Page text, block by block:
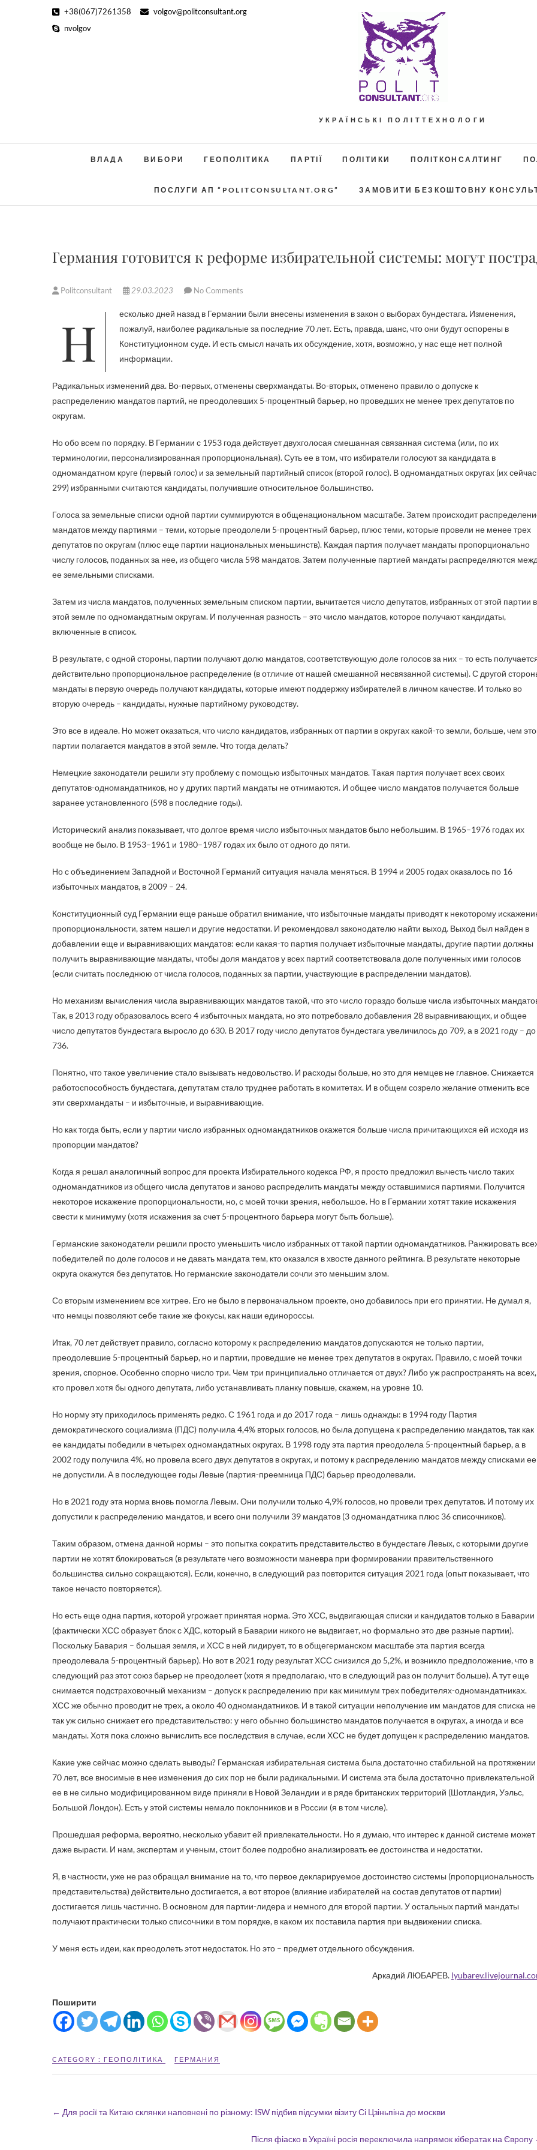
+38(067)7261358
volgov@politconsultant.org
nvolgov
УКРАЇНСЬКІ ПОЛІТТЕХНОЛОГИ
ВЛАДА ВИБОРИ ГЕОПОЛІТИКА ПАРТІЇ ПОЛІТИКИ ПОЛІТКОНСАЛТИНГ
ПОСЛУГИ АП “POLITCONSULTANT.ORG” ЗАМОВИТИ БЕЗКОШТОВНУ
Германия готовится к реформе избирательной системы: могут
Politconsultant 29.03.2023 No Comments
Несколько дней назад в Германии были внесены изменения в закон о выборах бундестага. Изменения,
пожалуй, наиболее радикальные за последние 70 лет. Есть, правда, шанс, что они будут оспорены в
Конституционном суде. И есть смысл начать их обсуждение, хотя, возможно, у нас еще нет полной
информации.
Радикальных изменений два. Во-первых, отменены сверхмандаты. Во-вторых, отменено правило о допуске к
распределению мандатов партий, не преодолевших 5-процентный барьер, но проведших не менее трех депутатов по
округам.
Но обо всем по порядку. В Германии с 1953 года действует двухголосая смешанная связанная система (или, по их
терминологии, персонализированная пропорциональная). Суть ее в том, что избиратели голосуют за кандидата в
одномандатном круге (первый голос) и за земельный партийный список (второй голос). В одномандатных округах (их сейчас
299) избранными считаются кандидаты, получившие относительное большинство.
Голоса за земельные списки одной партии суммируются в общенациональном масштабе. Затем происходит
мандатов между партиями – теми, которые преодолели 5-процентный барьер, плюс теми, которые провели не менее трех
депутатов по округам (плюс еще партии национальных меньшинств). Каждая партия получает мандаты пропорционально
числу голосов, поданных за нее, из общего числа 598 мандатов. Затем полученные партией мандаты распределяются
ее земельными списками.
Затем из числа мандатов, полученных земельным списком партии, вычитается число депутатов, избранных от этой партии в
этой земле по одномандатным округам. И полученная разность – это число мандатов, которое получают кандидаты,
включенные в список.
В результате, с одной стороны, партии получают долю мандатов, соответствующую доле голосов за них – то есть
действительно пропорциональное распределение (в отличие от нашей смешанной несвязанной системы). С другой
мандаты в первую очередь получают кандидаты, которые имеют поддержку избирателей в личном качестве. И только во
вторую очередь – кандидаты, нужные партийному руководству.
Это все в идеале. Но может оказаться, что число кандидатов, избранных от партии в округах какой-то земли, больше, чем
партии полагается мандатов в этой земле. Что тогда делать?
Немецкие законодатели решили эту проблему с помощью избыточных мандатов. Такая партия получает всех своих
депутатов-одномандатников, но у других партий мандаты не отнимаются. И общее число мандатов получается больше
заранее установленного (598 в последние годы).
Исторический анализ показывает, что долгое время число избыточных мандатов было небольшим. В 1965–1976 годах их
вообще не было. В 1953–1961 и 1980–1987 годах их было от одного до пяти.
Но с объединением Западной и Восточной Германий ситуация начала меняться. В 1994 и 2005 годах оказалось по 16
избыточных мандатов, в 2009 – 24.
Конституционный суд Германии еще раньше обратил внимание, что избыточные мандаты приводят к некоторому
пропорциональности, затем нашел и другие недостатки. И рекомендовал законодателю найти выход. Выход был найден в
добавлении еще и выравнивающих мандатов: если какая-то партия получает избыточные мандаты, другие партии должны
получить выравнивающие мандаты, чтобы доля мандатов у всех партий соответствовала доле полученных ими голосов
(если считать последнюю от числа голосов, поданных за партии, участвующие в распределении мандатов).
Но механизм вычисления числа выравнивающих мандатов такой, что это число гораздо больше числа избыточных
Так, в 2013 году образовалось всего 4 избыточных мандата, но это потребовало добавления 28 выравнивающих, и общее
число депутатов бундестага выросло до 630. В 2017 году число депутатов бундестага увеличилось до 709, а в 2021 году – до
736.
Понятно, что такое увеличение стало вызывать недовольство. И расходы больше, но это для немцев не главное. Снижается
работоспособность бундестага, депутатам стало труднее работать в комитетах. И в общем созрело желание отменить все
эти сверхмандаты – и избыточные, и выравнивающие.
Но как тогда быть, если у партии число избранных одномандатников окажется больше числа причитающихся ей исходя из
пропорции мандатов?
Когда я решал аналогичный вопрос для проекта Избирательного кодекса РФ, я просто предложил вычесть число таких
одномандатников из общего числа депутатов и заново распределить мандаты между оставшимися партиями. Получится
некоторое искажение пропорциональности, но, с моей точки зрения, небольшое. Но в Германии хотят такие искажения
свести к минимуму (хотя искажения за счет 5-процентного барьера могут быть больше).
Германские законодатели решили просто уменьшить число избранных от такой партии одномандатников. Ранжировать
победителей по доле голосов и не давать мандата тем, кто оказался в хвосте данного рейтинга. В результате некоторые
округа окажутся без депутатов. Но германские законодатели сочли это меньшим злом.
Со вторым изменением все хитрее. Его не было в первоначальном проекте, оно добавилось при его принятии. Не думал я,
что немцы позволяют себе такие же фокусы, как наши единороссы.
Итак, 70 лет действует правило, согласно которому к распределению мандатов допускаются не только партии,
преодолевшие 5-процентный барьер, но и партии, проведшие не менее трех депутатов в округах. Правило, с моей точки
зрения, спорное. Особенно спорно число три. Чем три принципиально отличается от двух? Либо уж распространять на всех,
кто провел хотя бы одного депутата, либо устанавливать планку повыше, скажем, на уровне 10.
Но норму эту приходилось применять редко. С 1961 года и до 2017 года – лишь однажды: в 1994 году Партия
демократического социализма (ПДС) получила 4,4% вторых голосов, но была допущена к распределению мандатов, так как
ее кандидаты победили в четырех одномандатных округах. В 1998 году эта партия преодолела 5-процентный барьер, а в
2002 году получила 4%, но провела всего двух депутатов в округах, и потому к распределению мандатов между списками ее
не допустили. А в последующее годы Левые (партия-преемница ПДС) барьер преодолевали.
Но в 2021 году эта норма вновь помогла Левым. Они получили только 4,9% голосов, но провели трех депутатов. И потому их
допустили к распределению мандатов, и всего они получили 39 мандатов (3 одномандатника плюс 36 списочников).
Таким образом, отмена данной нормы – это попытка сократить представительство в бундестаге Левых, с которыми другие
партии не хотят блокироваться (в результате чего возможности маневра при формировании правительственного
большинства сильно сокращаются). Если, конечно, в следующий раз повторится ситуация 2021 года (опыт показывает, что
такое нечасто повторяется).
Но есть еще одна партия, которой угрожает принятая норма. Это ХСС, выдвигающая списки и кандидатов только в Баварии
(фактически ХСС образует блок с ХДС, который в Баварии никого не выдвигает, но формально это две разные партии).
Поскольку Бавария – большая земля, и ХСС в ней лидирует, то в общегерманском масштабе эта партия всегда
преодолевала 5-процентный барьер). Но вот в 2021 году результат ХСС снизился до 5,2%, и возникло предположение, что в
следующий раз этот союз барьер не преодолеет (хотя я предполагаю, что в следующий раз он получит больше). А тут еще
снимается подстраховочный механизм – допуск к распределению при как минимум трех победителях-одномандатниках.
ХСС же обычно проводит не трех, а около 40 одномандатников. И в такой ситуации неполучение им мандатов для списка не
так уж сильно снижает его представительство: у него обычно большинство мандатов получается в округах, а иногда и все
мандаты. Хотя пока сложно вычислить все последствия в случае, если ХСС не будет допущен к распределению мандатов.
Какие уже сейчас можно сделать выводы? Германская избирательная система была достаточно стабильной на протяжении
70 лет, все вносимые в нее изменения до сих пор не были радикальными. И система эта была достаточно привлекательной
ее в не сильно модифицированном виде приняли в Новой Зеландии и в ряде британских территорий (Шотландия, Уэльс,
Большой Лондон). Есть у этой системы немало поклонников и в России (я в том числе).
Прошедшая реформа, вероятно, несколько убавит ей привлекательности. Но я думаю, что интерес к данной системе может
даже вырасти. И нам, экспертам и ученым, стоит более подробно анализировать ее достоинства и недостатки.
Я, в частности, уже не раз обращал внимание на то, что первое декларируемое достоинство системы (пропорциональность
представительства) действительно достигается, а вот второе (влияние избирателей на состав депутатов от партии)
достигается лишь частично. В основном для партии-лидера и немного для второй партии. У остальных партий мандаты
получают практически только списочники в том порядке, в каком их поставила партия при выдвижении списка.
У меня есть идеи, как преодолеть этот недостаток. Но это – предмет отдельного обсуждения.
Аркадий ЛЮБАРЕВ.
Поширити
CATEGORY : ГЕОПОЛІТИКА ГЕРМАНИЯ
← Для росії та Китаю склянки наповнені по різному: ISW підбив підсумки візиту Сі Цзіньпіна до москви
Після фіаско в Україні росія переключила напрямок кібератак на Європу